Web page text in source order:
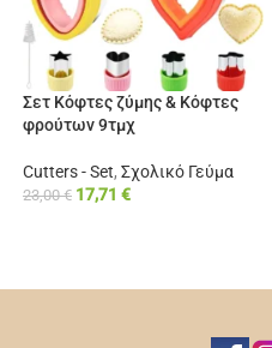
Σετ Κόφτες ζύμης & Κόφτες
φρούτων 9τμχ
Cutters - Set, Σχολικό Γεύμα
23,00€ 17,71 €